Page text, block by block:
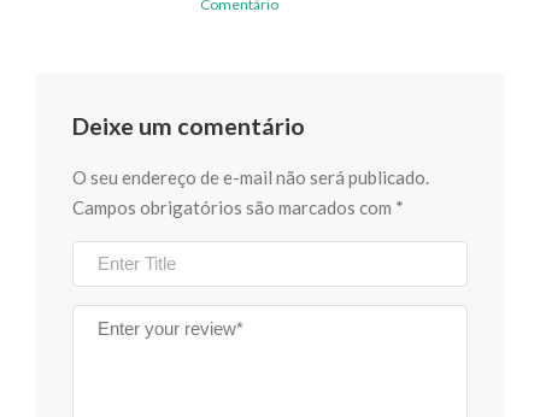
Deixe um comentário
O seu endereço de e-mail não será publicado.
Campos obrigatórios são marcados com *